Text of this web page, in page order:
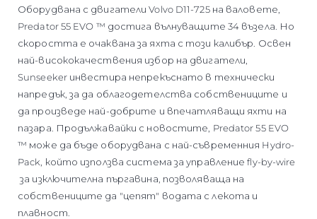
Оборудвана с двигатели Volvo D11-725 на валовете,
Predator 55 EVO ™ достига вълнуващите 34 възела. Но
скоростта е очаквана за яхта с този калибър. Освен
най-висококачествения избор на двигатели,
Sunseeker инвестира непрекъснато в технически
напредък, за да облагодетелства собствениците и
да произведе най-добрите и впечатляващи яхти на
пазара. Продължавайки с новостите, Predator 55 EVO
™ може да бъде оборудвана с най-съвременния Hydro-
Pack, който използва система за управление fly-by-wire
за изключителна пъргавина, позволяваща на
собствениците да "цепят" водата с лекота и
плавност.